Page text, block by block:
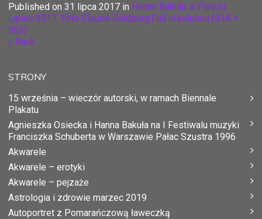
Published on 31 lipca 2017 in Hanna Bakuła w Paryżu.
Lipiec 2017. Foto Claude Goldberg.Full resolution (844 ×
563)
« Back
STRONY
15 września – wieczór autorski, w ramach Biennale
Plakatu
Agnieszka Osiecka i Hanna Bakuła na I Festiwalu muzyki
Franciszka Schuberta w Warszawie Pałac Szustra 1996
Akwarele
Akwarele – erotyki
Akwarele – pejzaże
Astrologia i zdrowie marzec 2019
Autoportret z Pomarańczową ławeczką